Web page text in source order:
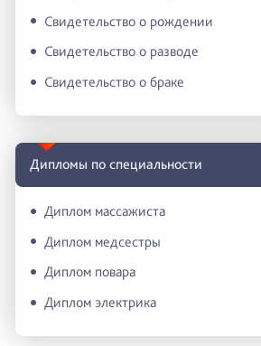
Свидетельство о рождении
Свидетельство о разводе
Свидетельство о браке
Дипломы по специальности
Диплом массажиста
Диплом медсестры
Диплом повара
Диплом электрика